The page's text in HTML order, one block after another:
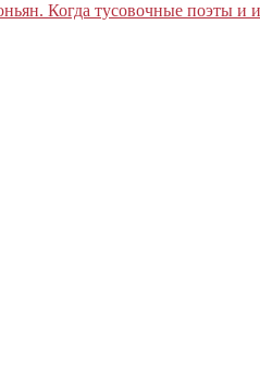
Когда тусовочные поэты и